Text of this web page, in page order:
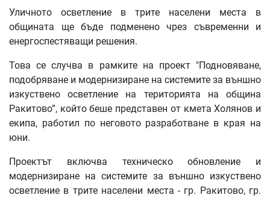
Уличното осветление в трите населени места в
общината ще бъде подменено чрез съвременни и
енергоспестяващи решения.
Това се случва в рамките на проект "Подновяване,
подобряване и модернизиране на системите за външно
изкуствено осветление на територията на община
Ракитово”, който беше представен от кмета Холянов и
екипа, работил по неговото разработване в края на
юни.
Проектът включва техническо обновление и
модернизиране на системите за външно изкуствено
осветление в трите населени места - гр. Ракитово, гр.